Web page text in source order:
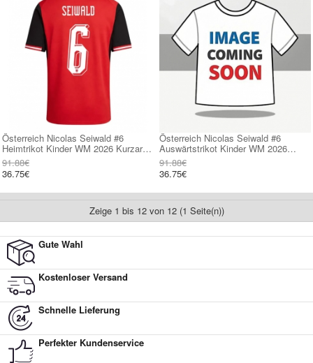
Österreich Nicolas Seiwald #6
Heimtrikot Kinder WM 2026 Kurzarm
(+ kurze hosen)
91.88€
36.75€
Österreich Nicolas Seiwald #6
Auswärtstrikot Kinder WM 2026
Kurzarm (+ kurze hosen)
91.88€
36.75€
Zeige 1 bis 12 von 12 (1 Seite(n))
Gute Wahl
Kostenloser Versand
Schnelle Lieferung
Perfekter Kundenservice